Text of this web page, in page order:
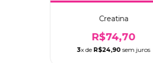
Creatina
R$74,70
3x de R$24,90 sem juros